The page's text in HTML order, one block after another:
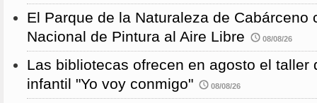
El Parque de la Naturaleza de Cabárceno
Nacional de Pintura al Aire Libre
08/08/26
Las bibliotecas ofrecen en agosto el taller
infantil "Yo voy conmigo"
08/08/26